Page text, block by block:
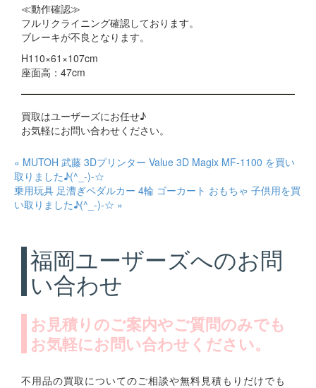
≪動作確認≫
フルリクライニング確認しております。
ブレーキが不良となります。
H110×61×107cm
座面高：47cm
買取はユーザーズにお任せ♪
お気軽にお問い合わせください。
« MUTOH 武藤 3Dプリンター Value 3D Magix MF-1100 を買い
取りました♪(^_-)-☆
乗用玩具 足漕ぎペダルカー 4輪 ゴーカート おもちゃ 子供用を買
い取りました♪(^_-)-☆ »
福岡ユーザーズへのお問
い合わせ
お見積りのご案内やご質問のみでも
お気軽にお問い合わせください。
不用品の買取についてのご相談や無料見積もりだけでも